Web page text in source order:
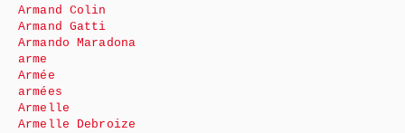
Armand Colin
Armand Gatti
Armando Maradona
arme
Armée
armées
Armelle
Armelle Debroize